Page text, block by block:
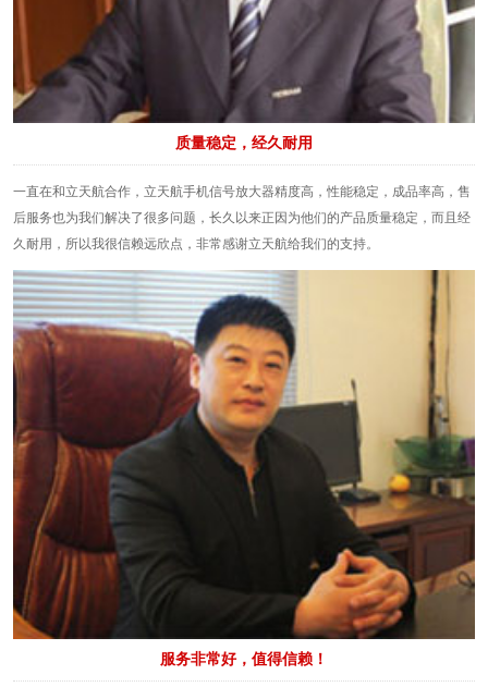
质量稳定，经久耐用
一直在和立天航合作，立天航手机信号放大器精度高，性能稳定，成品率高，售
后服务也为我们解决了很多问题，长久以来正因为他们的产品质量稳定，而且经
久耐用，所以我很信赖远欣点，非常感谢立天航给我们的支持。
服务非常好，值得信赖！